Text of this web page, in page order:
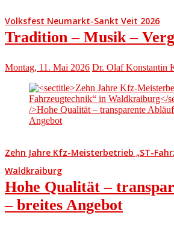
Volksfest Neumarkt-Sankt Veit 2026
Tradition – Musik –
Montag, 11. Mai 2026 Dr. Olaf Konstantin
Zehn Jahre Kfz-Meisterbetrieb „ST-
Waldkraiburg
Hohe Qualität –
– breites Angebot